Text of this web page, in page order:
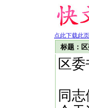
点此下载此
标题：
区
同志